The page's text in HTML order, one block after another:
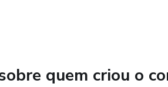
quem criou o